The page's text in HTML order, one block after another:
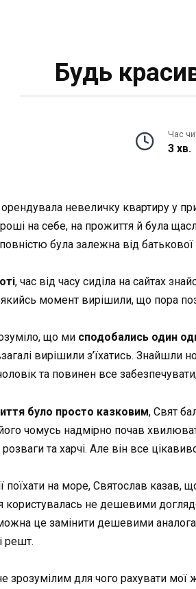
Будь
Час
3 хв.
невеличку квартиру у
гроші на себе, на прожиття й була
була залежна від батькової
, час від часу сиділа на сайтах
якийсь момент вирішили, що пора
що ми сподобались один
вирішили з’їхатись.
та повинен все
було просто казковим, Свят
чомусь надмірно почав
розваги та харчі. Але він все
поїхати на море, Святослав
користувалась не дешевими
це замінити дешевими
решт.
зрозумілим для чого рахувати